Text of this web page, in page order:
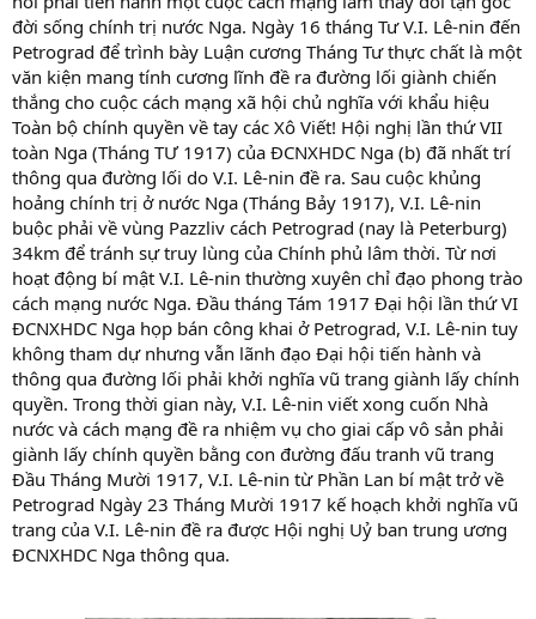
đời sống chính trị nước Nga. Ngày 16 tháng Tư V.I. Lê-nin đến
Petrograd để trình bày Luận cương Tháng Tư thực chất là một
văn kiện mang tính cương lĩnh đề ra đường lối giành chiến
thắng cho cuộc cách mạng xã hội chủ nghĩa với khẩu hiệu
Toàn bộ chính quyền về tay các Xô Viết! Hội nghị lần thứ VII
toàn Nga (Tháng TƯ 1917) của ĐCNXHDC Nga (b) đã nhất trí
thông qua đường lối do V.I. Lê-nin đề ra. Sau cuộc khủng
hoảng chính trị ở nước Nga (Tháng Bảy 1917), V.I. Lê-nin
buộc phải về vùng Pazzliv cách Petrograd (nay là Peterburg)
34km để tránh sự truy lùng của Chính phủ lâm thời. Từ nơi
hoạt động bí mật V.I. Lê-nin thường xuyên chỉ đạo phong trào
cách mạng nước Nga. Đầu tháng Tám 1917 Đại hội lần thứ VI
ĐCNXHDC Nga họp bán công khai ở Petrograd, V.I. Lê-nin tuy
không tham dự nhưng vẫn lãnh đạo Đại hội tiến hành và
thông qua đường lối phải khởi nghĩa vũ trang giành lấy chính
quyền. Trong thời gian này, V.I. Lê-nin viết xong cuốn Nhà
nước và cách mạng đề ra nhiệm vụ cho giai cấp vô sản phải
giành lấy chính quyền bằng con đường đấu tranh vũ trang
Đầu Tháng Mười 1917, V.I. Lê-nin từ Phần Lan bí mật trở về
Petrograd Ngày 23 Tháng Mười 1917 kế hoạch khởi nghĩa vũ
trang của V.I. Lê-nin đề ra được Hội nghị Uỷ ban trung ương
ĐCNXHDC Nga thông qua.